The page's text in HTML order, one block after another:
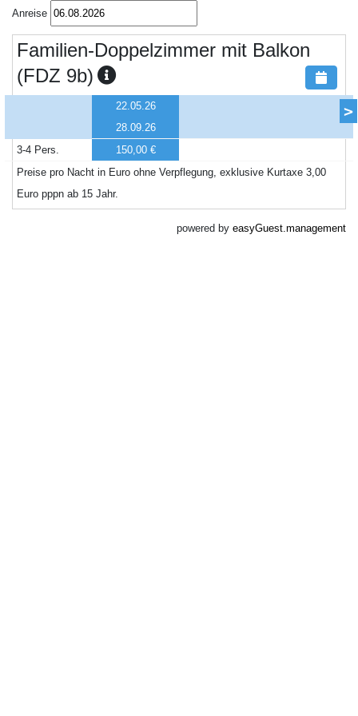
Anreise
Familien-Doppelzimmer mit Balkon
(FDZ 9b)
>
22.05.26
28.09.26
3-4 Pers.
150,00 €
Preise pro Nacht in Euro ohne Verpflegung, exklusive Kurtaxe 3,00
Euro pppn ab 15 Jahr.
powered by easyGuest.management